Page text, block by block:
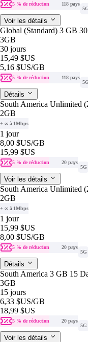
5 % de réduction
118 pays
Voir les détails
Global (Standard) 3 GB
3GB
30 jours
15,49 $US
5,16 $US/GB
5 % de réduction
118 pays
Détails
South America Unlimited
2GB
+ ∞ à 1Mbps
1 jour
8,00 $US/GB
15,99 $US
5 % de réduction
20 pays
5G
Voir les détails
South America Unlimited
2GB
+ ∞ à 1Mbps
1 jour
15,99 $US
8,00 $US/GB
5 % de réduction
20 pays
5G
Détails
South America 3 GB 15
3GB
15 jours
6,33 $US/GB
18,99 $US
5 % de réduction
20 pays
5G
Voir les détails